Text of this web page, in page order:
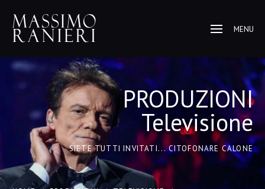
MENU
PRODUZIONI
Televisione
SIETE TUTTI INVITATI... CITOFONARE CALONE